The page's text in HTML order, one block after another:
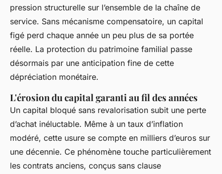
pression structurelle sur l’ensemble de la chaîne de
service. Sans mécanisme compensatoire, un capital
figé perd chaque année un peu plus de sa portée
réelle. La protection du patrimoine familial passe
désormais par une anticipation fine de cette
dépréciation monétaire.
L'érosion du capital garanti au fil des années
Un capital bloqué sans revalorisation subit une perte
d’achat inéluctable. Même à un taux d’inflation
modéré, cette usure se compte en milliers d’euros sur
une décennie. Ce phénomène touche particulièrement
les contrats anciens, conçus sans clause